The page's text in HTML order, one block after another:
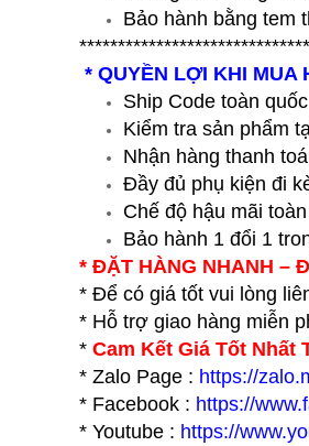
Bảo hành bằng tem
* QUYỀN LỢI KHI MUA
Ship Code toàn quốc
Kiểm tra sản phẩm
Nhận hàng thanh
Đầy đủ phụ kiện đi
Chế độ hậu mãi
Bảo hành 1 đổi 1
* ĐẶT HÀNG NHANH –
* Để có giá tốt vui lòng
* Hỗ trợ giao hàng miễn
* Cam Kết Giá Tốt Nhất
* Zalo Page : https://
* Facebook : https://
* Youtube : https://